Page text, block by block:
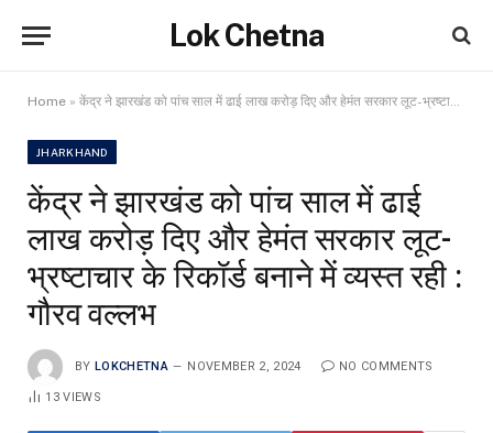
Lok Chetna
Home » केंद्र ने झारखंड को पांच साल में ढाई लाख करोड़ दिए और हेमंत सरकार लूट-भ्रष्टाचार के रिकॉर्ड बनाने में व्यस्त रही : गौरव वल्लभ
JHARKHAND
केंद्र ने झारखंड को पांच साल में ढाई
लाख करोड़ दिए और हेमंत सरकार लूट-
भ्रष्टाचार के रिकॉर्ड बनाने में व्यस्त रही :
गौरव वल्लभ
BY LOKCHETNA NOVEMBER 2, 2024 NO COMMENTS
13VIEWS